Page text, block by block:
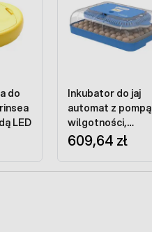
do
LED
Inkubator do jaj
automat z pompą
wilgotności,
regulowaną tacą
OVOstart 70
609,64 zł